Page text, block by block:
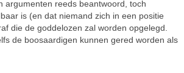
argumenten reeds beantwoord, toch
is (en dat niemand zich in een positie
die de goddelozen zal worden opgelegd.
de boosaardigen kunnen gered worden als